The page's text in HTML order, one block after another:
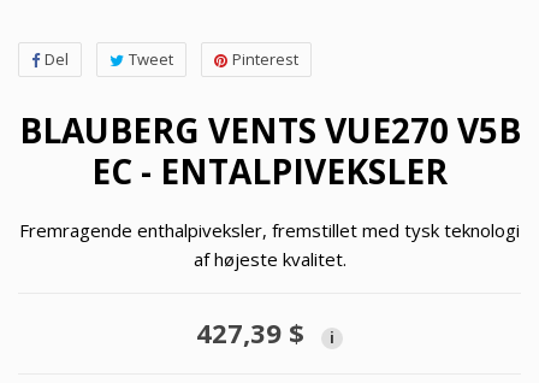
Del Tweet Pinterest
BLAUBERG VENTS VUE270 V5B
EC - ENTALPIVEKSLER
Fremragende enthalpiveksler, fremstillet med tysk teknologi
af højeste kvalitet.
427,39 $ i